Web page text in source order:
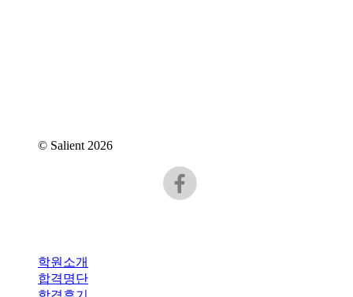
© Salient2026
학원소개
합격명단